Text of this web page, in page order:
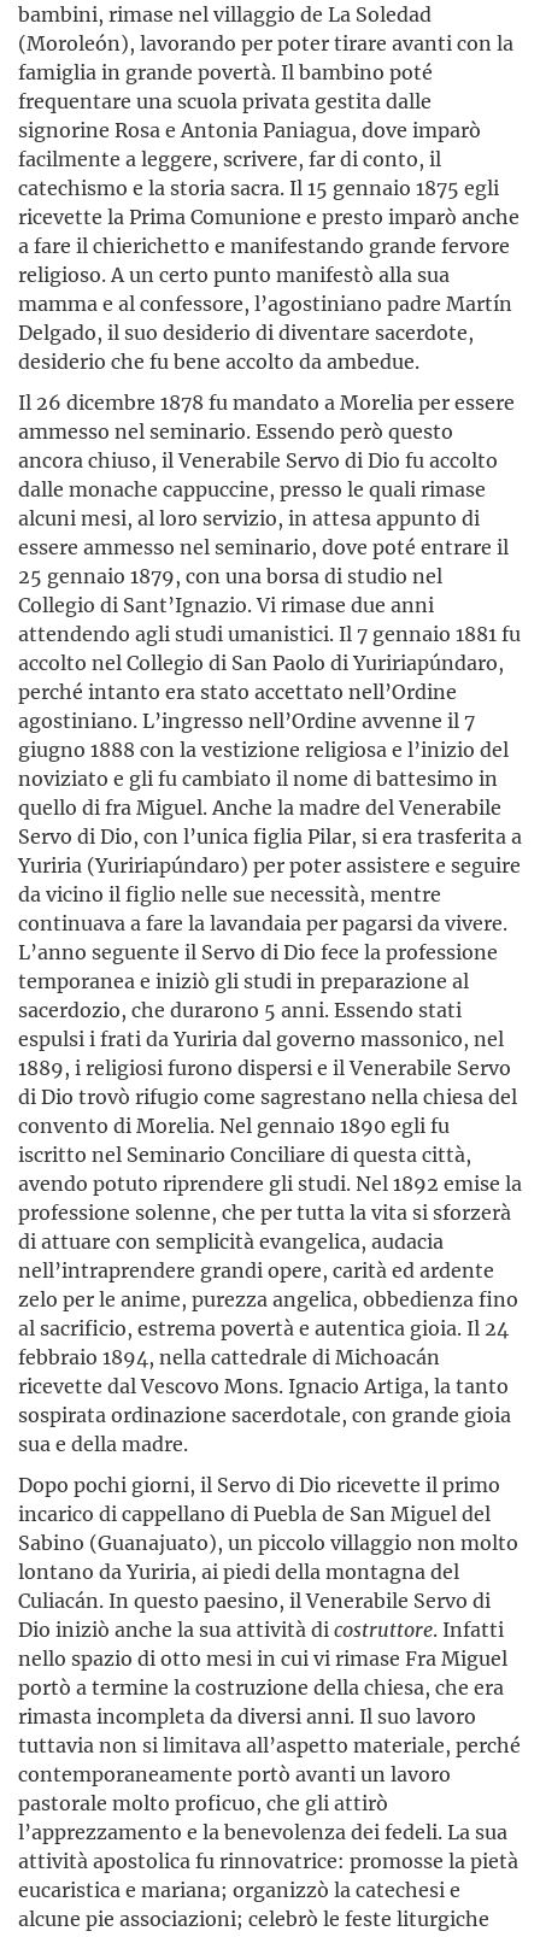
bambini, rimase nel villaggio de La Soledad
(Moroleón), lavorando per poter tirare avanti con la
famiglia in grande povertà. Il bambino poté
frequentare una scuola privata gestita dalle
signorine Rosa e Antonia Paniagua, dove imparò
facilmente a leggere, scrivere, far di conto, il
catechismo e la storia sacra. Il 15 gennaio 1875 egli
ricevette la Prima Comunione e presto imparò anche
a fare il chierichetto e manifestando grande fervore
religioso. A un certo punto manifestò alla sua
mamma e al confessore, l’agostiniano padre Martín
Delgado, il suo desiderio di diventare sacerdote,
desiderio che fu bene accolto da ambedue.
Il 26 dicembre 1878 fu mandato a Morelia per essere
ammesso nel seminario. Essendo però questo
ancora chiuso, il Venerabile Servo di Dio fu accolto
dalle monache cappuccine, presso le quali rimase
alcuni mesi, al loro servizio, in attesa appunto di
essere ammesso nel seminario, dove poté entrare il
25 gennaio 1879, con una borsa di studio nel
Collegio di Sant’Ignazio. Vi rimase due anni
attendendo agli studi umanistici. Il 7 gennaio 1881 fu
accolto nel Collegio di San Paolo di Yuririapúndaro,
perché intanto era stato accettato nell’Ordine
agostiniano. L’ingresso nell’Ordine avvenne il 7
giugno 1888 con la vestizione religiosa e l’inizio del
noviziato e gli fu cambiato il nome di battesimo in
quello di fra Miguel. Anche la madre del Venerabile
Servo di Dio, con l’unica figlia Pilar, si era trasferita a
Yuriria (Yuririapúndaro) per poter assistere e seguire
da vicino il figlio nelle sue necessità, mentre
continuava a fare la lavandaia per pagarsi da vivere.
L’anno seguente il Servo di Dio fece la professione
temporanea e iniziò gli studi in preparazione al
sacerdozio, che durarono 5 anni. Essendo stati
espulsi i frati da Yuriria dal governo massonico, nel
1889, i religiosi furono dispersi e il Venerabile Servo
di Dio trovò rifugio come sagrestano nella chiesa del
convento di Morelia. Nel gennaio 1890 egli fu
iscritto nel Seminario Conciliare di questa città,
avendo potuto riprendere gli studi. Nel 1892 emise la
professione solenne, che per tutta la vita si sforzerà
di attuare con semplicità evangelica, audacia
nell’intraprende­re grandi opere, carità ed ardente
zelo per le anime, purezza angelica, obbedienza fino
al sacrificio, estrema povertà e autentica gioia. Il 24
febbraio 1894, nella cattedrale di Michoacán
ricevette dal Vescovo Mons. Ignacio Artiga, la tanto
sospirata ordinazione sacerdotale, con grande gioia
sua e della madre.
Dopo pochi giorni, il Servo di Dio ricevette il primo
incarico di cappellano di Puebla de San Miguel del
Sabino (Guanajuato), un piccolo villaggio non molto
lontano da Yuriria, ai piedi della montagna del
Culiacán. In questo paesino, il Venerabile Servo di
Dio iniziò anche la sua attività di costruttore. Infatti
nello spazio di otto mesi in cui vi rimase Fra Miguel
portò a termine la costruzione della chiesa, che era
rimasta incompleta da diversi anni. Il suo lavoro
tuttavia non si limitava all’aspetto materiale, perché
contemporaneamente portò avanti un lavoro
pastorale molto proficuo, che gli attirò
l’apprezzamento e la benevolenza dei fedeli. La sua
attività apostolica fu rinnovatrice: promosse la pietà
eucaristica e mariana; organizzò la catechesi e
alcune pie associazioni; celebrò le feste liturgiche